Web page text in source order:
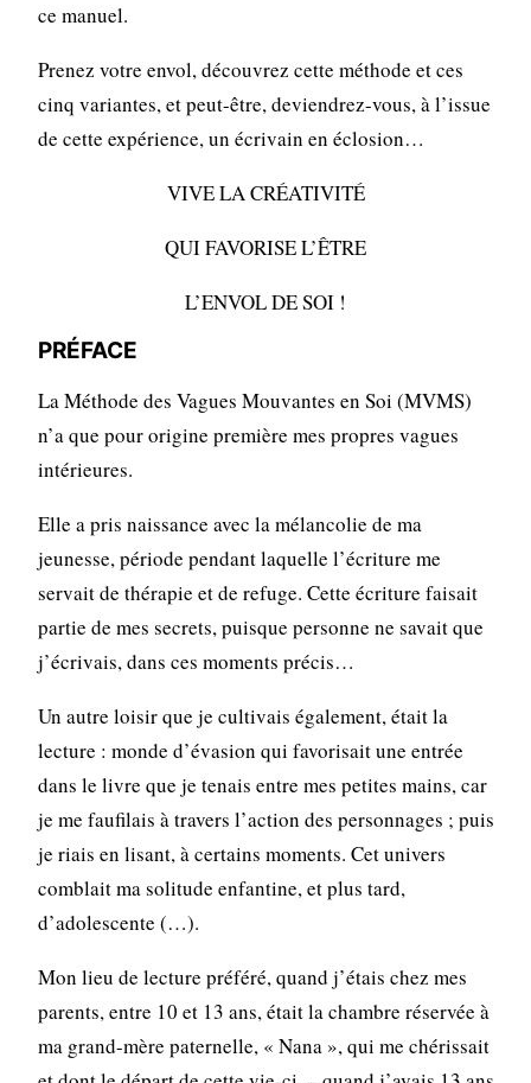
ce manuel.
Prenez votre envol, découvrez cette méthode et ces
cinq variantes, et peut-être, deviendrez-vous, à l’issue
de cette expérience, un écrivain en éclosion…
VIVE LA CRÉATIVITÉ
QUI FAVORISE L’ÊTRE
L’ENVOL DE SOI !
PRÉFACE
La Méthode des Vagues Mouvantes en Soi (MVMS)
n’a que pour origine première mes propres vagues
intérieures.
Elle a pris naissance avec la mélancolie de ma
jeunesse, période pendant laquelle l’écriture me
servait de thérapie et de refuge. Cette écriture faisait
partie de mes secrets, puisque personne ne savait que
j’écrivais, dans ces moments précis…
Un autre loisir que je cultivais également, était la
lecture : monde d’évasion qui favorisait une entrée
dans le livre que je tenais entre mes petites mains, car
je me faufilais à travers l’action des personnages ; puis
je riais en lisant, à certains moments. Cet univers
comblait ma solitude enfantine, et plus tard,
d’adolescente (…).
Mon lieu de lecture préféré, quand j’étais chez mes
parents, entre 10 et 13 ans, était la chambre réservée à
ma grand-mère paternelle, « Nana », qui me chérissait